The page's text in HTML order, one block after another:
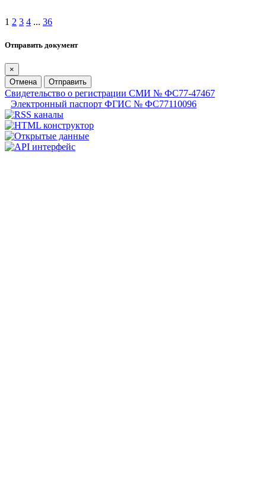
1 2 3 4 ... 36
Отправить документ
×
Отмена
Отправить
Свидетельство о регистрации СМИ № ФС77-47467
Электронный паспорт ФГИС № ФС77110096